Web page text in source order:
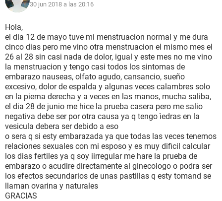
30 jun 2018 a las 20:16
Hola,
el dia 12 de mayo tuve mi menstruacion normal y me dura
cinco dias pero me vino otra menstruacion el mismo mes el
26 al 28 sin casi nada de dolor, igual y este mes no me vino
la menstruacion y tengo casi todos los sintomas de
embarazo nauseas, olfato agudo, cansancio, sueño
excesivo, dolor de espalda y algunas veces calambres solo
en la pierna derecha y a veces en las manos, mucha saliba,
el dia 28 de junio me hice la prueba casera pero me salio
negativa debe ser por otra causa ya q tengo ìedras en la
vesicula debera ser debido a eso
o sera q si esty embarazada ya que todas las veces tenemos
relaciones sexuales con mi esposo y es muy dificil calcular
los dias fertiles ya q soy iirregular me hare la prueba de
embarazo o acudire directamente al ginecologo o podra ser
los efectos secundarios de unas pastillas q esty tomand se
llaman ovarina y naturales
GRACIAS